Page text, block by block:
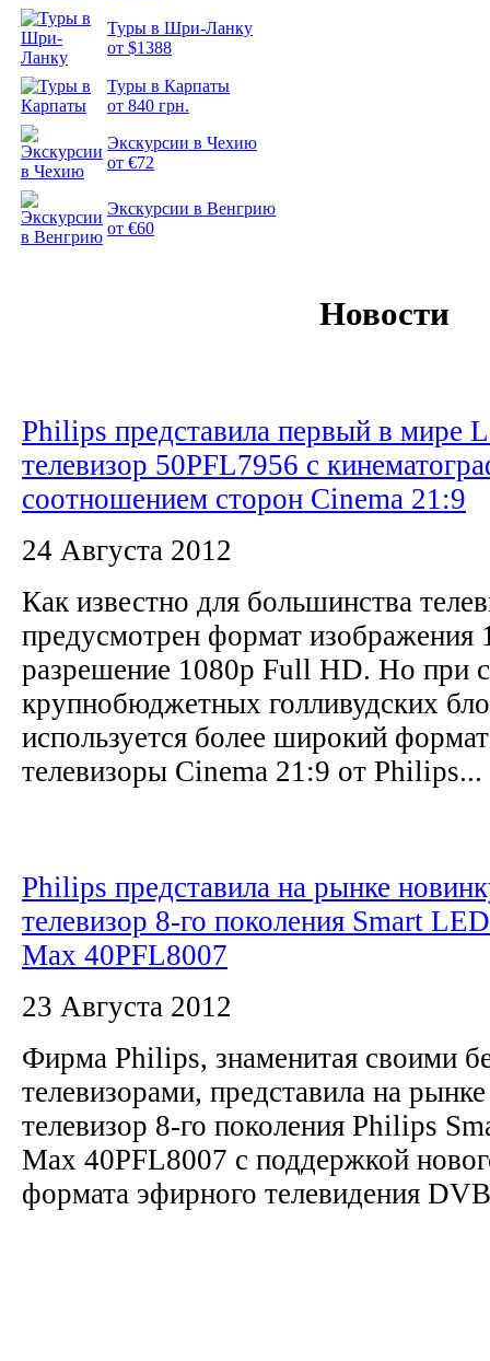
Туры в Шри-Ланку
от $1388
Туры в Карпаты
от 840 грн.
Экскурсии в Чехию
от €72
Экскурсии в Венгрию
от €60
Новости
Philips представила первый в мире
телевизор 50PFL7956 с
соотношением сторон Cinema 21:9
24 Августа 2012
Как известно для большинства
предусмотрен формат изображения
разрешение 1080p Full HD. Но при
крупнобюджетных голливудских
используется более широкий
телевизоры Cinema 21:9 от Philips...
Philips представила на рынке
телевизор 8-го поколения Smart
Max 40PFL8007
23 Августа 2012
Фирма Philips, знаменитая своими
телевизорами, представила на
телевизор 8-го поколения Philips
Max 40PFL8007 с поддержкой
формата эфирного телевидения